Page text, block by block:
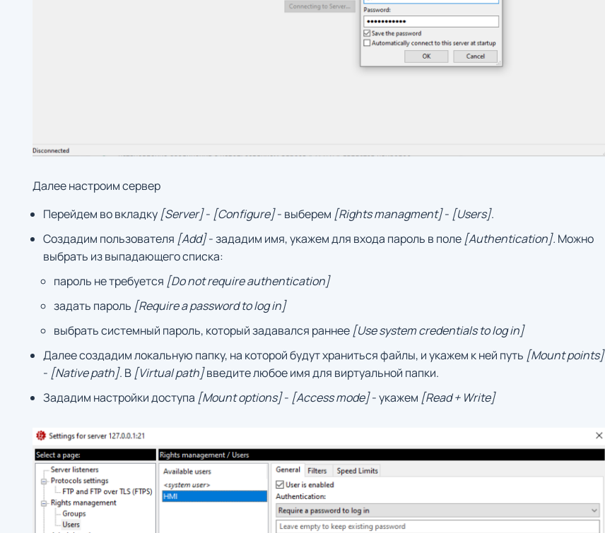
Далее настроим сервер
Перейдем во вкладку [Server]- [Configure]- выберем [Rights managment]- [Users].
Создадим пользователя [Add]- зададим имя, укажем для входа пароль в поле [Authentication]. Можно
выбрать из выпадающего списка:
пароль не требуется [Do not require authentication]
задать пароль [Require a password to log in]
выбрать системный пароль, который задавался раннее [Use system credentials to log in]
Далее создадим локальную папку, на которой будут храниться файлы, и укажем к ней путь [Mount points]
- [Native path]. В [Virtual path]введите любое имя для виртуальной папки.
Зададим настройки доступа [Mount options]- [Access mode]- укажем [Read + Write]